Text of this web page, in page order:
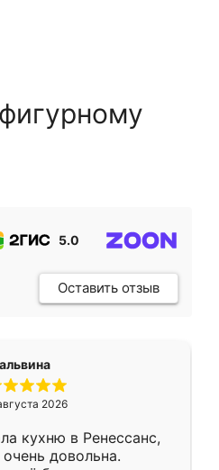
5.0
Оставить отзыв
2026
кухню в Ренессанс,
довольна.